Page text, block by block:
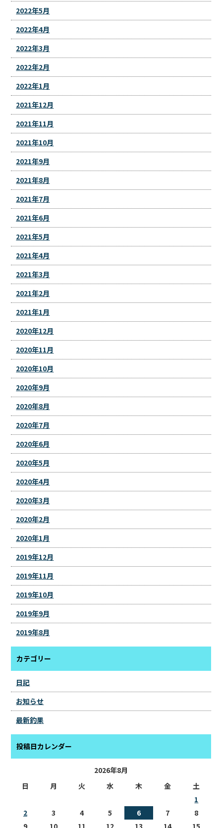
2022年5月
2022年4月
2022年3月
2022年2月
2022年1月
2021年12月
2021年11月
2021年10月
2021年9月
2021年8月
2021年7月
2021年6月
2021年5月
2021年4月
2021年3月
2021年2月
2021年1月
2020年12月
2020年11月
2020年10月
2020年9月
2020年8月
2020年7月
2020年6月
2020年5月
2020年4月
2020年3月
2020年2月
2020年1月
2019年12月
2019年11月
2019年10月
2019年9月
2019年8月
カテゴリー
日記
お知らせ
最新釣果
投稿日カレンダー
2026年8月
日
月 火 水 木 金
土
1
2
3 4 5 6 7
8
9
10 11 12 13 14 15